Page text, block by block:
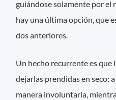
guiándose solamente por el
hay una última opción, que
dos anteriores.
Un hecho recurrente es que
dejarlas prendidas en seco:
manera involuntaria,